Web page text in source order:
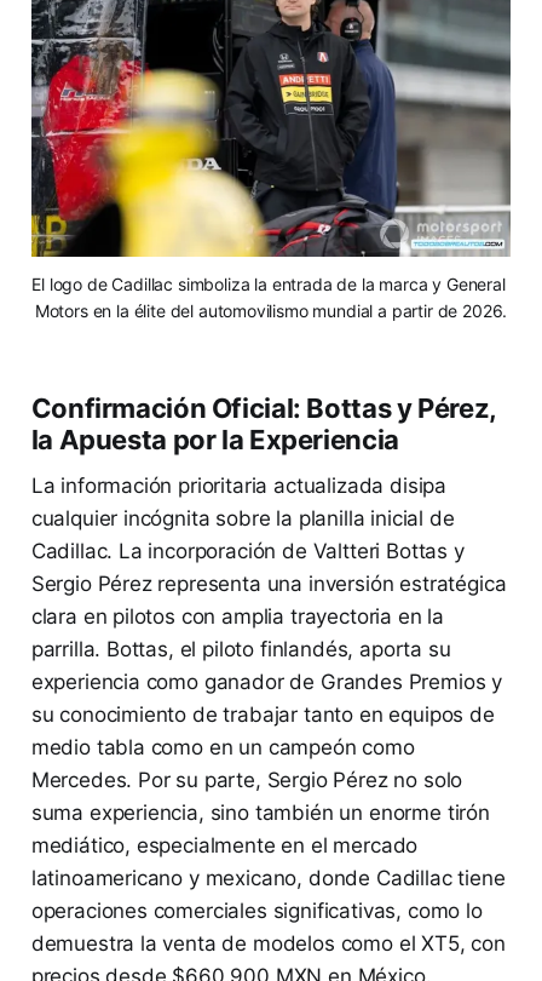
El logo de Cadillac simboliza la entrada de la marca y General
Motors en la élite del automovilismo mundial a partir de 2026.
Confirmación Oficial: Bottas y Pérez,
la Apuesta por la Experiencia
La información prioritaria actualizada disipa
cualquier incógnita sobre la planilla inicial de
Cadillac. La incorporación de Valtteri Bottas y
Sergio Pérez representa una inversión estratégica
clara en pilotos con amplia trayectoria en la
parrilla. Bottas, el piloto finlandés, aporta su
experiencia como ganador de Grandes Premios y
su conocimiento de trabajar tanto en equipos de
medio tabla como en un campeón como
Mercedes. Por su parte, Sergio Pérez no solo
suma experiencia, sino también un enorme tirón
mediático, especialmente en el mercado
latinoamericano y mexicano, donde Cadillac tiene
operaciones comerciales significativas, como lo
demuestra la venta de modelos como el XT5, con
precios desde $660,900 MXN en México.